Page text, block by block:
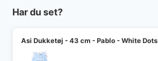
Har du set?
Asi Dukketøj - 43 cm - Pablo - White Dots